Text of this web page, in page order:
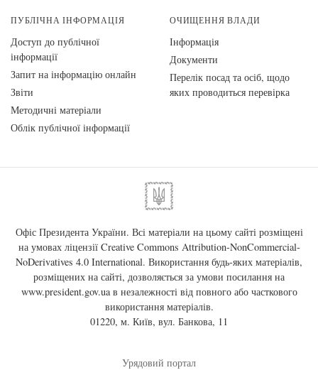
ПУБЛІЧНА ІНФОРМАЦІЯ
Доступ до публічної
інформації
Запит на інформацію онлайн
Звіти
Методичні матеріали
Облік публічної інформації
ОЧИЩЕННЯ ВЛАДИ
Інформація
Документи
Перелік посад та осіб, щодо
яких проводиться перевірка
Офіс Президента України. Всі матеріали на цьому сайті розміщені
на умовах ліцензії Creative Commons Attribution-NonCommercial-
NoDerivatives 4.0 International. Використання будь-яких матеріалів,
розміщених на сайті, дозволяється за умови посилання на
www.president.gov.uaв незалежності від повного або часткового
використання матеріалів.
01220, м. Київ, вул. Банкова, 11
Урядовий портал